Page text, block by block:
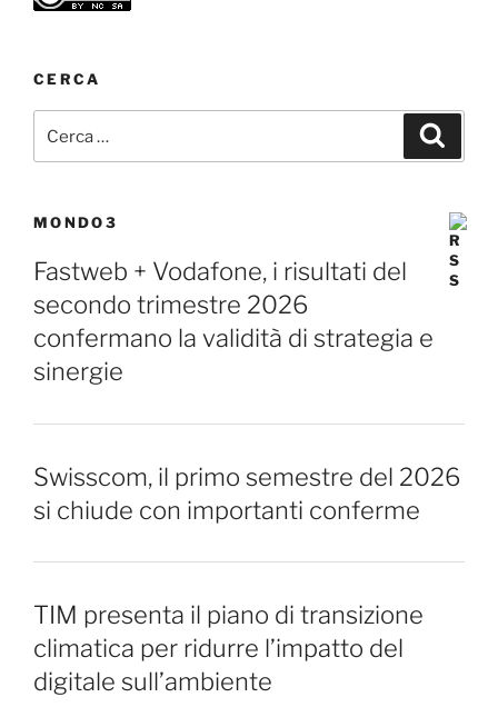
CERCA
MONDO3
Fastweb + Vodafone, i risultati del
secondo trimestre 2026
confermano la validità di strategia e
sinergie
Swisscom, il primo semestre del 2026
si chiude con importanti conferme
TIM presenta il piano di transizione
climatica per ridurre l’impatto del
digitale sull’ambiente